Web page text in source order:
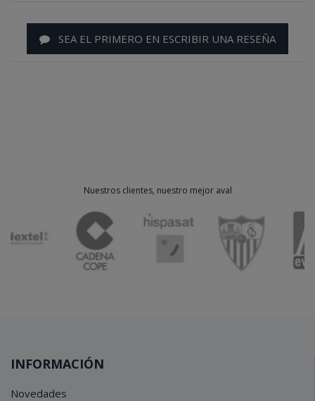
SEA EL PRIMERO EN ESCRIBIR UNA RESEÑA
Nuestros clientes, nuestro mejor aval
INFORMACIÓN
Novedades